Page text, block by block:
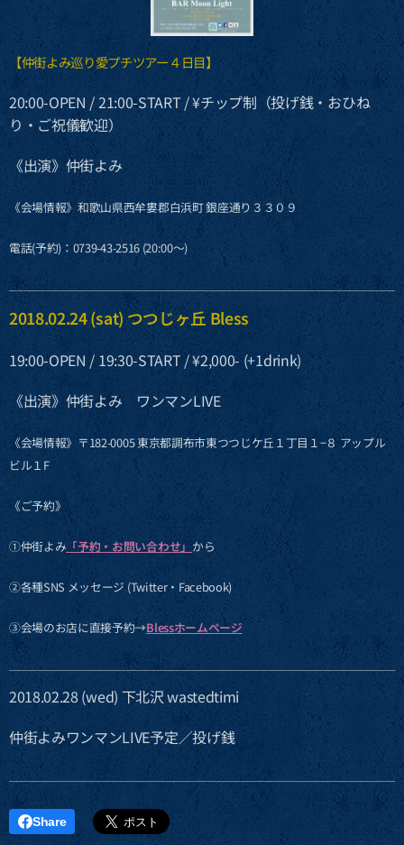
【仲街よみ巡り愛プチツアー４日目】
20:00-OPEN / 21:00-START / ¥チップ制（投げ銭・おひね
り・ご祝儀歓迎）
《出演》仲街よみ
《会場情報》和歌山県西牟婁郡白浜町 銀座通り３３０９
電話(予約)：0739-43-2516 (20:00〜)
2018.02.24 (sat) つつじヶ丘 Bless
19:00-OPEN / 19:30-START / ¥2,000- (+1drink)
《出演》仲街よみ ワンマンLIVE
《会場情報》〒182-0005 東京都調布市東つつじケ丘１丁目１−８ アップル
ビル１F
《ご予約》
①仲街よみ 「予約・お問い合わせ」 から
②各種SNS メッセージ (Twitter・Facebook)
③会場のお店に直接予約→Blessホームページ
2018.02.28 (wed) 下北沢 wastedtimi
仲街よみワンマンLIVE予定／投げ銭
Share